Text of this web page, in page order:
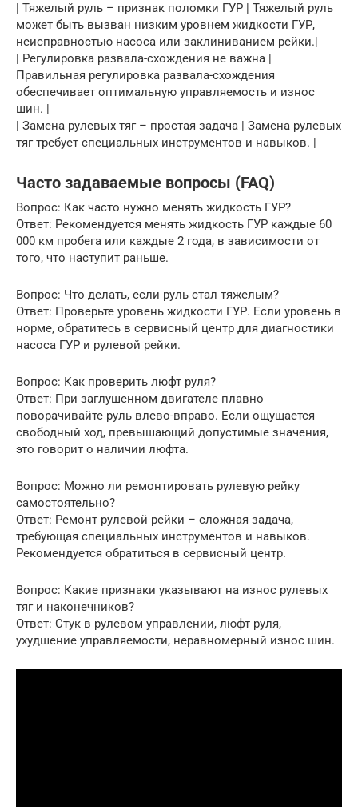
| Тяжелый руль – признак поломки ГУР | Тяжелый руль
может быть вызван низким уровнем жидкости ГУР,
неисправностью насоса или заклиниванием рейки.|
| Регулировка развала-схождения не важна |
Правильная регулировка развала-схождения
обеспечивает оптимальную управляемость и износ
шин. |
| Замена рулевых тяг – простая задача | Замена рулевых
тяг требует специальных инструментов и навыков. |
Часто задаваемые вопросы (FAQ)
Вопрос: Как часто нужно менять жидкость ГУР?
Ответ: Рекомендуется менять жидкость ГУР каждые 60
000 км пробега или каждые 2 года, в зависимости от
того, что наступит раньше.
Вопрос: Что делать, если руль стал тяжелым?
Ответ: Проверьте уровень жидкости ГУР. Если уровень в
норме, обратитесь в сервисный центр для диагностики
насоса ГУР и рулевой рейки.
Вопрос: Как проверить люфт руля?
Ответ: При заглушенном двигателе плавно
поворачивайте руль влево-вправо. Если ощущается
свободный ход, превышающий допустимые значения,
это говорит о наличии люфта.
Вопрос: Можно ли ремонтировать рулевую рейку
самостоятельно?
Ответ: Ремонт рулевой рейки – сложная задача,
требующая специальных инструментов и навыков.
Рекомендуется обратиться в сервисный центр.
Вопрос: Какие признаки указывают на износ рулевых
тяг и наконечников?
Ответ: Стук в рулевом управлении, люфт руля,
ухудшение управляемости, неравномерный износ шин.